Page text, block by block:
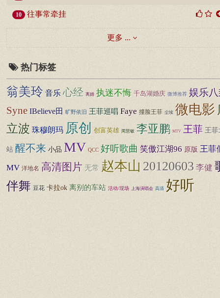
10 往事常牵挂
更多 ...
热门标签
翁美玲 音乐 心经 离婚 执迷不悔 千岛湖婚庆 微博推荐 娱乐
Syne IBelieve田 旷野依旧 王菲巡唱 Faye 撞脸王菲 尘埃 微电影
立波 珠穆朗玛 原创 创富英雄 周慧敏 李亚鹏 MTV 王菲 王
站 醒不来 小品 MV QCC 好听歌曲 笑傲江湖96 原版 王菲
MV 洋地名 高清图片 无常 赵本山 20120603 李健
伴舞 豆花 卡拉ok 离别的车站 活动/现场 上海演唱会 高清 好听